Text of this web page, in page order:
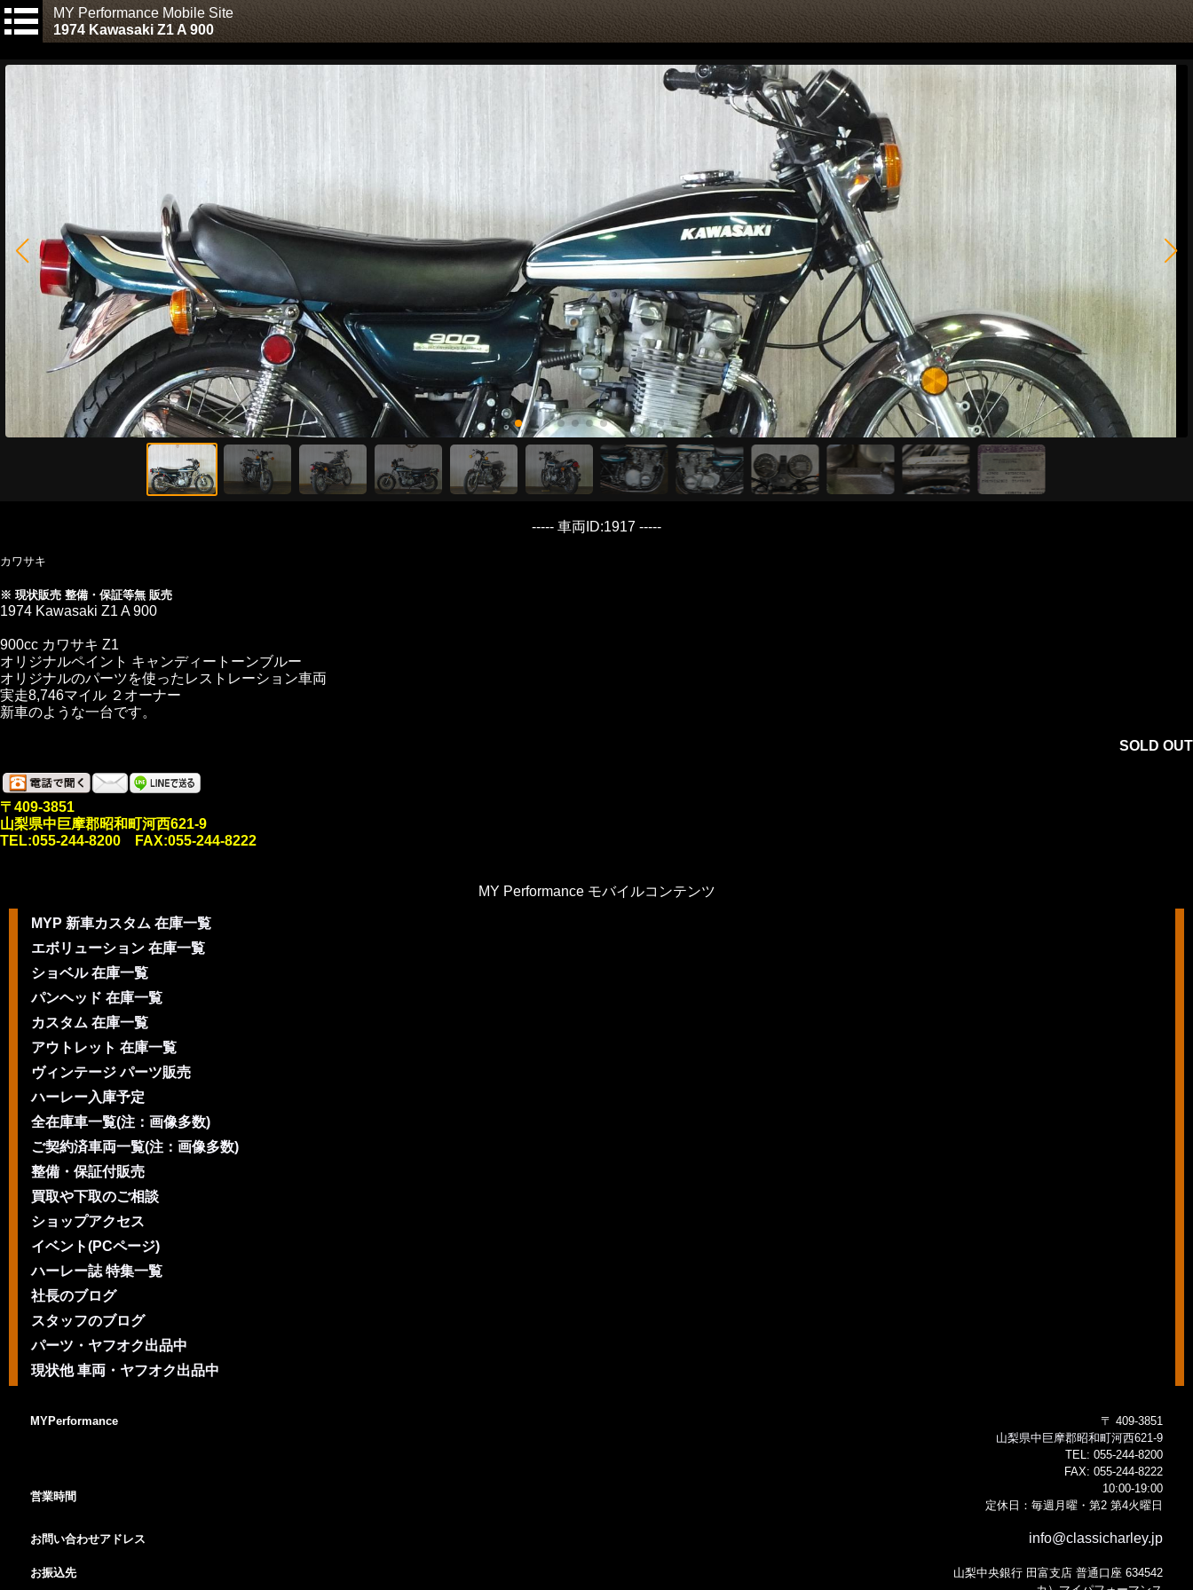
MY Performance Mobile Site
1974 Kawasaki Z1 A 900
----- 車両ID:1917 -----
カワサキ
※ 現状販売 整備・保証等無 販売
1974 Kawasaki Z1 A 900
900cc カワサキ Z1
オリジナルペイント キャンディートーンブルー
オリジナルのパーツを使ったレストレーション車両
実走8,746マイル ２オーナー
新車のような一台です。
SOLD OUT
〒409-3851
山梨県中巨摩郡昭和町河西621-9
TEL:055-244-8200 FAX:055-244-8222
MY Performance モバイルコンテンツ
MYP 新車カスタム 在庫一覧
エボリューション 在庫一覧
ショベル 在庫一覧
パンヘッド 在庫一覧
カスタム 在庫一覧
アウトレット 在庫一覧
ヴィンテージ パーツ販売
ハーレー入庫予定
全在庫車一覧(注：画像多数)
ご契約済車両一覧(注：画像多数)
整備・保証付販売
買取や下取のご相談
ショップアクセス
イベント(PCページ)
ハーレー誌 特集一覧
社長のブログ
スタッフのブログ
パーツ・ヤフオク出品中
現状他 車両・ヤフオク出品中
MYPerformance
〒 409-3851
山梨県中巨摩郡昭和町河西621-9
TEL: 055-244-8200
FAX: 055-244-8222
営業時間
10:00-19:00
定休日：毎週月曜・第2 第4火曜日
お問い合わせアドレス info@classicharley.jp
お振込先
山梨中央銀行 田富支店 普通口座 634542